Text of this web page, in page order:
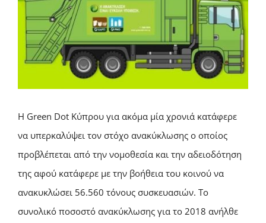
Η Green Dot Κύπρου για ακόμα μία χρονιά κατάφερε
να υπερκαλύψει τον στόχο ανακύκλωσης ο οποίος
προβλέπεται από την νομοθεσία και την αδειοδότηση
της αφού κατάφερε με την βοήθεια του κοινού να
ανακυκλώσει 56.560 τόνους συσκευασιών. Το
συνολικό ποσοστό ανακύκλωσης για το 2018 ανήλθε